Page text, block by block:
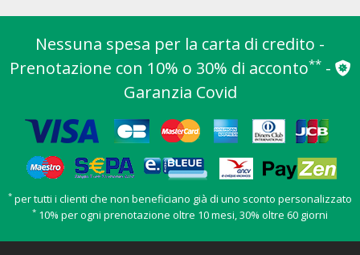
Nessuna spesa per la carta di credito -
Prenotazione con 10% o 30% di acconto**-
Garanzia Covid
* per tutti i clienti che non beneficiano già di uno sconto personalizzato
* 10% per ogni prenotazione oltre 10 mesi, 30% oltre 60 giorni